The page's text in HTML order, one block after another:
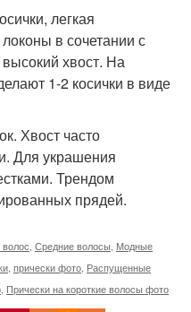
легкая
в сочетании с
хвост. На
1-2 косички в виде
Хвост часто
Для украшения
Трендом
прядей.
, Средние волосы, Модные
, прически фото, Распущенные
, Прически на короткие волосы фото